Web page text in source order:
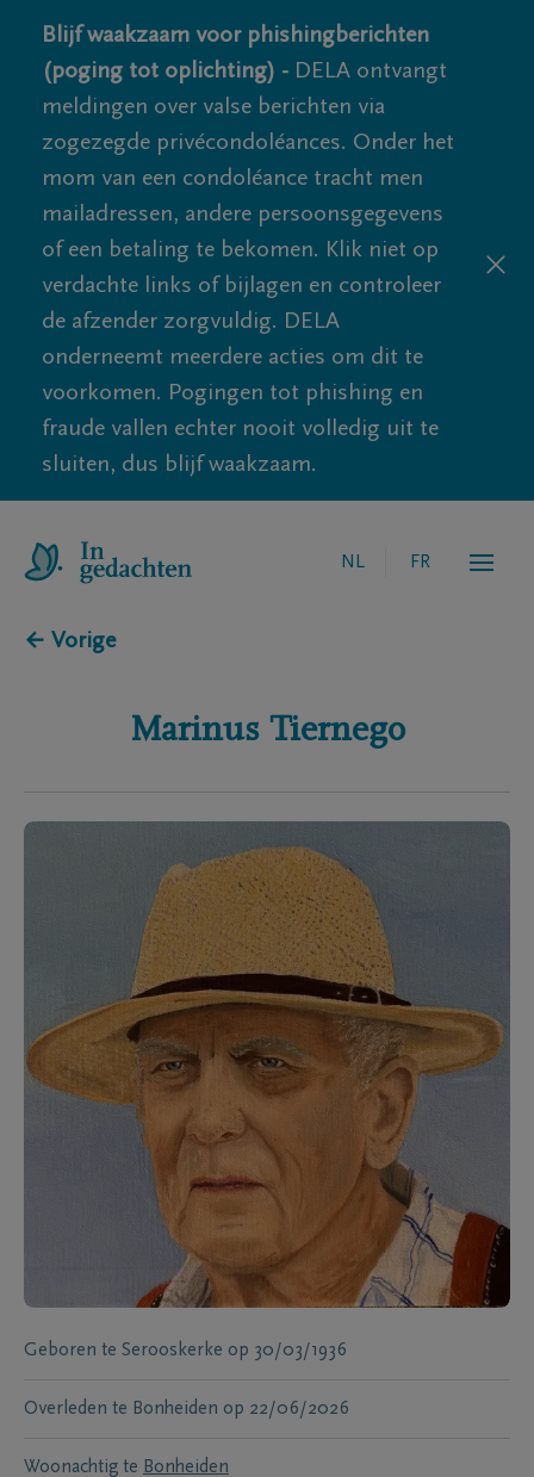
Blijf waakzaam voor phishingberichten
(poging tot oplichting) - DELA ontvangt
meldingen over valse berichten via
zogezegde privécondoléances. Onder het
mom van een condoléance tracht men
mailadressen, andere persoonsgegevens
of een betaling te bekomen. Klik niet op
verdachte links of bijlagen en controleer
de afzender zorgvuldig. DELA
onderneemt meerdere acties om dit te
voorkomen. Pogingen tot phishing en
fraude vallen echter nooit volledig uit te
sluiten, dus blijf waakzaam.
NL FR
← Vorige
Marinus Tiernego
Geboren te Serooskerke op 30/03/1936
Overleden te Bonheiden op 22/06/2026
Woonachtig te Bonheiden